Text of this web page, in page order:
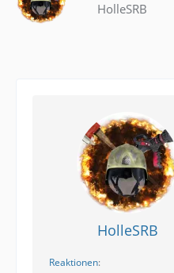
HolleSRB
HolleSRB
Reaktionen